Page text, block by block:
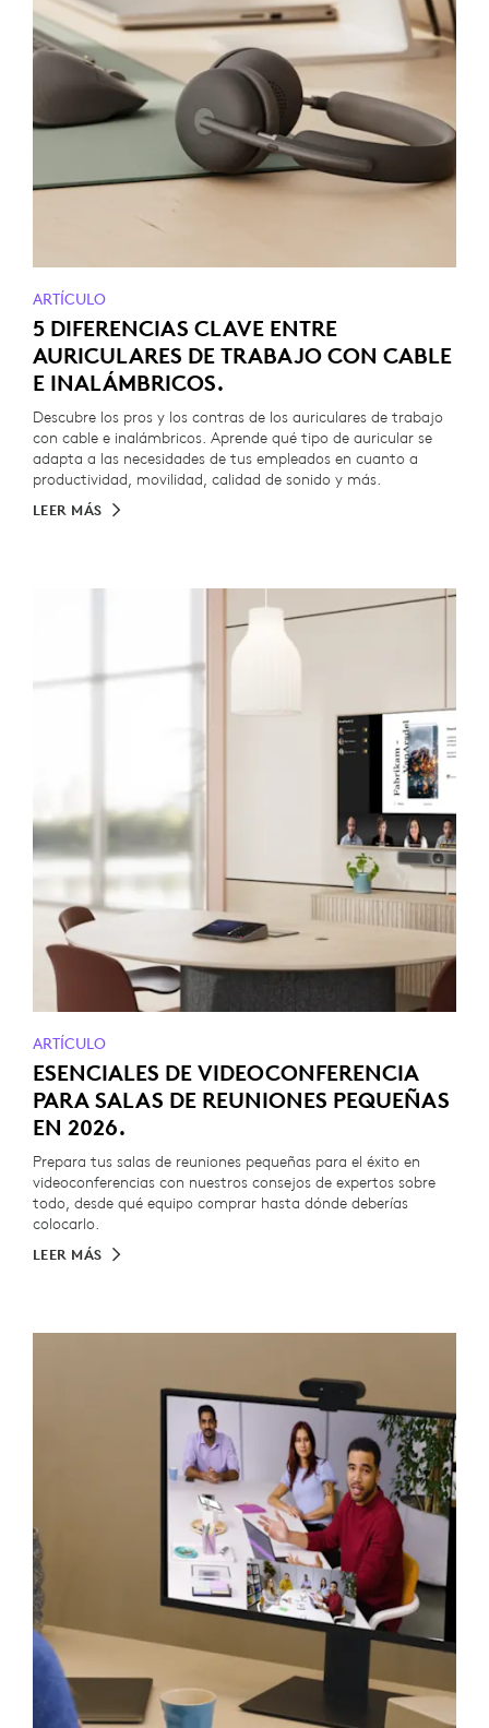
ARTÍCULO
5 DIFERENCIAS CLAVE ENTRE
AURICULARES DE TRABAJO CON CABLE
E INALÁMBRICOS.
Descubre los pros y los contras de los auriculares de trabajo
con cable e inalámbricos. Aprende qué tipo de auricular se
adapta a las necesidades de tus empleados en cuanto a
productividad, movilidad, calidad de sonido y más.
LEER MÁS
ARTÍCULO
ESENCIALES DE VIDEOCONFERENCIA
PARA SALAS DE REUNIONES PEQUEÑAS
EN 2026.
Prepara tus salas de reuniones pequeñas para el éxito en
videoconferencias con nuestros consejos de expertos sobre
todo, desde qué equipo comprar hasta dónde deberías
colocarlo.
LEER MÁS